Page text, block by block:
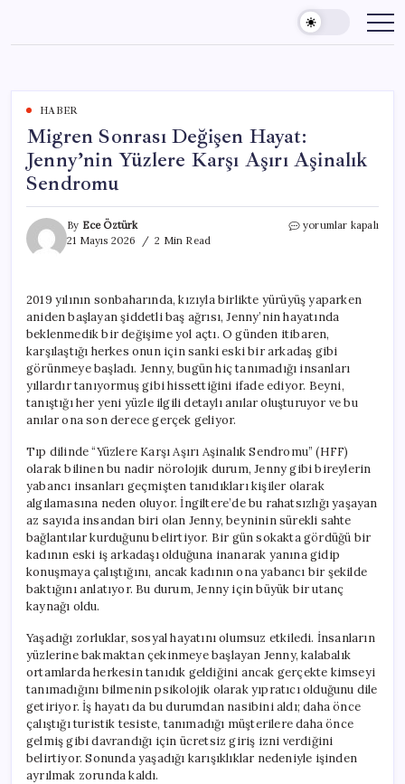
content
HABER
Migren Sonrası Değişen Hayat:
Jenny’nin Yüzlere Karşı Aşırı Aşinalık
Sendromu
By Ece Öztürk
21 Mayıs 2026
2 Min Read
Migren
Yüzlere
Karşı
Aşırı
Aşinalık
Sendromu
yorumlar kapalı
2019 yılının sonbaharında, kızıyla birlikte yürüyüş yaparken
aniden başlayan şiddetli baş ağrısı, Jenny’nin hayatında
beklenmedik bir değişime yol açtı. O günden itibaren,
karşılaştığı herkes onun için sanki eski bir arkadaş gibi
görünmeye başladı. Jenny, bugün hiç tanımadığı insanları
yıllardır tanıyormuş gibi hissettiğini ifade ediyor. Beyni,
tanıştığı her yeni yüzle ilgili detaylı anılar oluşturuyor ve bu
anılar ona son derece gerçek geliyor.
Tıp dilinde “Yüzlere Karşı Aşırı Aşinalık Sendromu” (HFF)
olarak bilinen bu nadir nörolojik durum, Jenny gibi bireylerin
yabancı insanları geçmişten tanıdıkları kişiler olarak
algılamasına neden oluyor. İngiltere’de bu rahatsızlığı yaşayan
az sayıda insandan biri olan Jenny, beyninin sürekli sahte
bağlantılar kurduğunu belirtiyor. Bir gün sokakta gördüğü bir
kadının eski iş arkadaşı olduğuna inanarak yanına gidip
konuşmaya çalıştığını, ancak kadının ona yabancı bir şekilde
baktığını anlatıyor. Bu durum, Jenny için büyük bir utanç
kaynağı oldu.
Yaşadığı zorluklar, sosyal hayatını olumsuz etkiledi. İnsanların
yüzlerine bakmaktan çekinmeye başlayan Jenny, kalabalık
ortamlarda herkesin tanıdık geldiğini ancak gerçekte kimseyi
tanımadığını bilmenin psikolojik olarak yıpratıcı olduğunu dile
getiriyor. İş hayatı da bu durumdan nasibini aldı; daha önce
çalıştığı turistik tesiste, tanımadığı müşterilere daha önce
gelmiş gibi davrandığı için ücretsiz giriş izni verdiğini
belirtiyor. Sonunda yaşadığı karışıklıklar nedeniyle işinden
ayrılmak zorunda kaldı.